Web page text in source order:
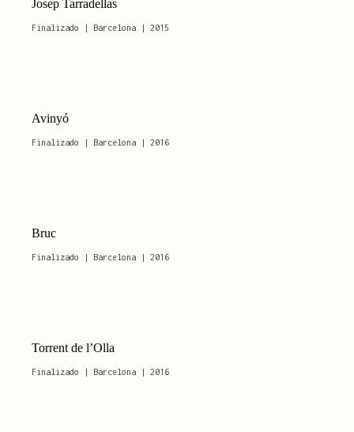
Josep Tarradellas
Finalizado | Barcelona | 2015
Avinyó
Finalizado | Barcelona | 2016
Bruc
Finalizado | Barcelona | 2016
Torrent de l’Olla
Finalizado | Barcelona | 2016